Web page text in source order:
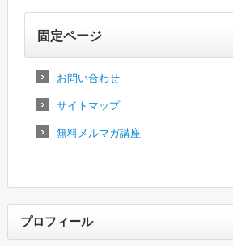
固定ページ
お問い合わせ
サイトマップ
無料メルマガ講座
プロフィール